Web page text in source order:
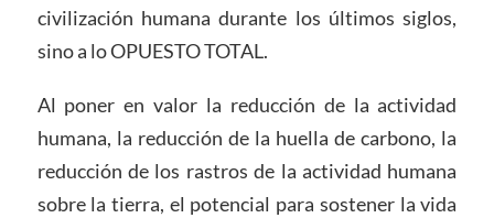
civilización humana durante los últimos siglos,
sino a lo OPUESTO TOTAL.
Al poner en valor la reducción de la actividad
humana, la reducción de la huella de carbono, la
reducción de los rastros de la actividad humana
sobre la tierra, el potencial para sostener la vida